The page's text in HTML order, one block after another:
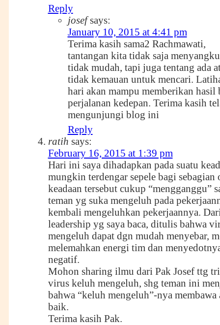
Reply
josef says:
January 10, 2015 at 4:41 pm
Terima kasih sama2 Rachmawati,
tantangan kita tidak saja
tidak mudah, tapi juga tentang ada
tidak kemauan untuk mencari.
hari akan mampu memberikan hasil
perjalanan kedepan. Terima kasih
mengunjungi blog ini
Reply
ratih says:
February 16, 2015 at 1:39 pm
Hari ini saya dihadapkan pada suatu
mungkin terdengar sepele bagi sebagian
keadaan tersebut cukup “mengganggu”
teman yg suka mengeluh pada
kembali mengeluhkan pekerjaannya.
leadership yg saya baca, ditulis bahwa
mengeluh dapat dgn mudah menyebar,
melemahkan energi tim dan
negatif.
Mohon sharing ilmu dari Pak Josef ttg
virus keluh mengeluh, shg teman ini
bahwa “keluh mengeluh”-nya
baik.
Terima kasih Pak.